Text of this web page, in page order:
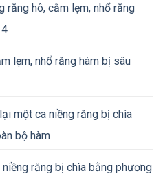
răng hô, cằm lẹm, nhổ răng
lẹm, nhổ răng hàm bị sâu
một ca niềng răng bị chìa
bộ hàm
răng bị chìa bằng phương